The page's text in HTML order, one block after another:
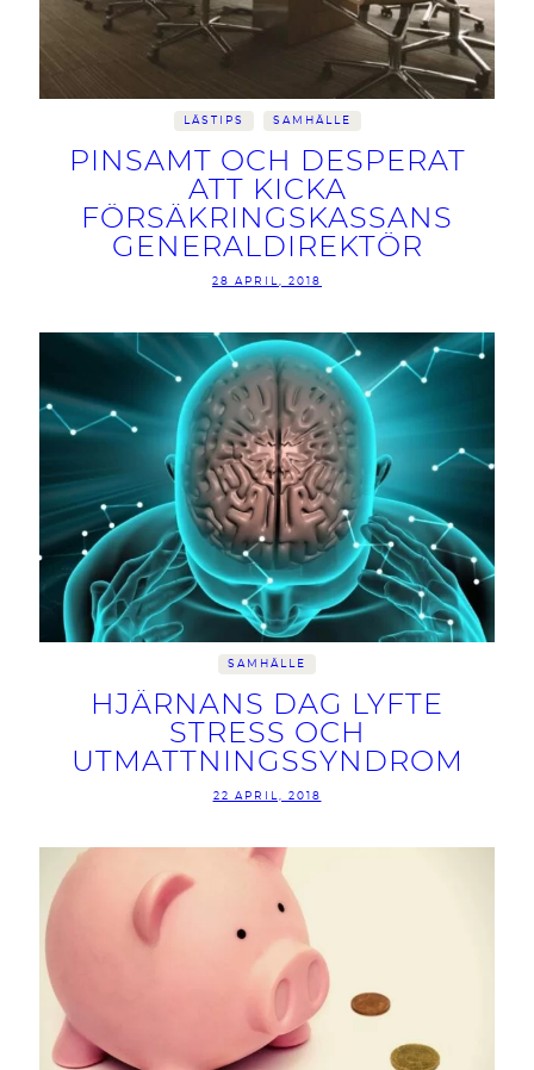
LÄSTIPS SAMHÄLLE
PINSAMT OCH DESPERAT
ATT KICKA
FÖRSÄKRINGSKASSANS
GENERALDIREKTÖR
28 APRIL, 2018
SAMHÄLLE
HJÄRNANS DAG LYFTE
STRESS OCH
UTMATTNINGSSYNDROM
22 APRIL, 2018